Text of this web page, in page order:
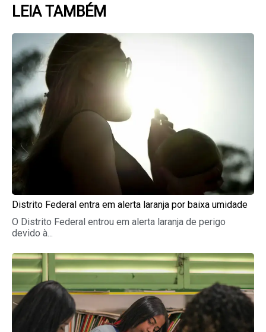
LEIA TAMBÉM
Distrito Federal entra em alerta laranja por baixa umidade
O Distrito Federal entrou em alerta laranja de perigo
devido à...
PagePage